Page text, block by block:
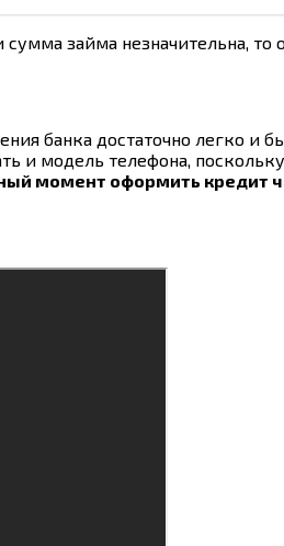
займа незначительна, то
банка достаточно легко и
и модель телефона,
момент оформить кредит